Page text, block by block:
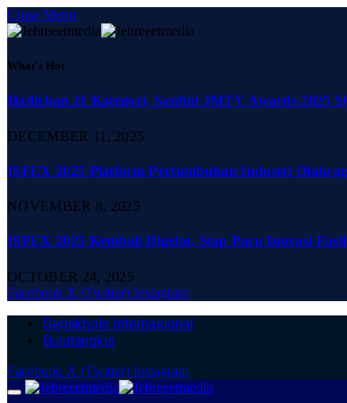
Close Menu
What's Hot
Hadirkan 21 Kategori, Santini JMTV Awards 2025
DECEMBER 11, 2025
ISFEX 2025 Platform Pertumbuhan Industri
NOVEMBER 8, 2025
ISFEX 2025 Kembali Digelar, Siap Pacu Inovasi
OCTOBER 24, 2025
Facebook X (Twitter) Instagram
Sepakbola Internasional
Bulutangkis
Facebook X (Twitter) Instagram